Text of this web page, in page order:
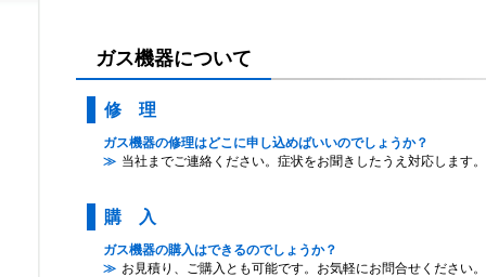
ガス機器について
修 理
ガス機器の修理はどこに申し込めばいいのでしょうか？
当社までご連絡ください。症状をお聞きしたうえ対応します。
購 入
ガス機器の購入はできるのでしょうか？
お見積り、ご購入とも可能です。お気軽にお問合せください。